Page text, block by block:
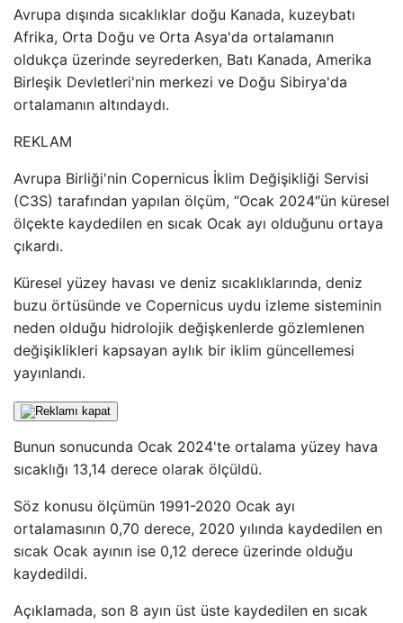
Avrupa dışında sıcaklıklar doğu Kanada, kuzeybatı
Afrika, Orta Doğu ve Orta Asya'da ortalamanın
oldukça üzerinde seyrederken, Batı Kanada, Amerika
Birleşik Devletleri'nin merkezi ve Doğu Sibirya'da
ortalamanın altındaydı.
REKLAM
Avrupa Birliği'nin Copernicus İklim Değişikliği Servisi
(C3S) tarafından yapılan ölçüm, “Ocak 2024″ün küresel
ölçekte kaydedilen en sıcak Ocak ayı olduğunu ortaya
çıkardı.
Küresel yüzey havası ve deniz sıcaklıklarında, deniz
buzu örtüsünde ve Copernicus uydu izleme sisteminin
neden olduğu hidrolojik değişkenlerde gözlemlenen
değişiklikleri kapsayan aylık bir iklim güncellemesi
yayınlandı.
Bunun sonucunda Ocak 2024'te ortalama yüzey hava
sıcaklığı 13,14 derece olarak ölçüldü.
Söz konusu ölçümün 1991-2020 Ocak ayı
ortalamasının 0,70 derece, 2020 yılında kaydedilen en
sıcak Ocak ayının ise 0,12 derece üzerinde olduğu
kaydedildi.
Açıklamada, son 8 ayın üst üste kaydedilen en sıcak